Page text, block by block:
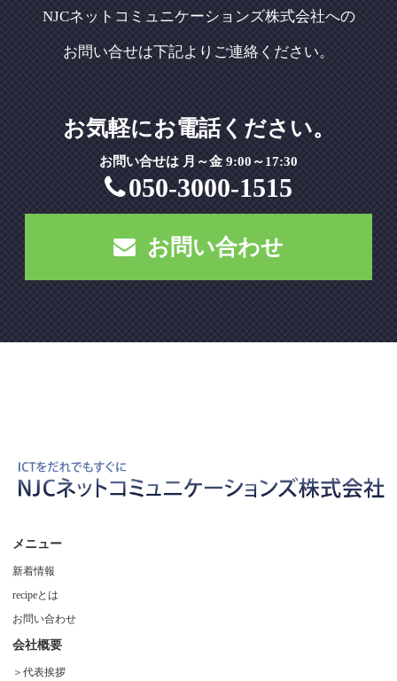
NJCネットコミュニケーションズ株式会社への
お問い合せは下記よりご連絡ください。
お気軽にお電話ください。
お問い合せは 月～金 9:00～17:30
050-3000-1515
お問い合わせ
メニュー
新着情報
recipeとは
お問い合わせ
会社概要
代表挨拶